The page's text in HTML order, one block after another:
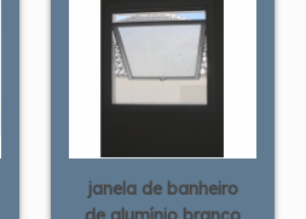
janela de banheiro